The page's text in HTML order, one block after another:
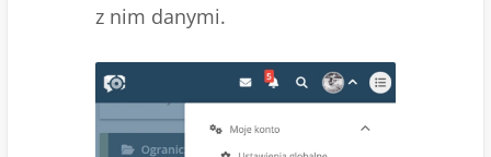
z nim danymi.